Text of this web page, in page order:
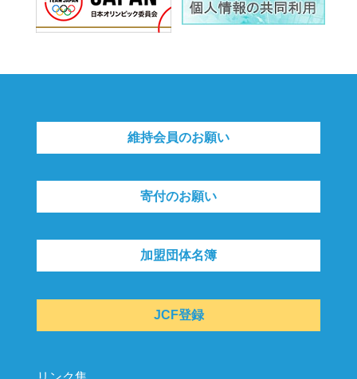
維持会員のお願い
寄付のお願い
加盟団体名簿
JCF登録